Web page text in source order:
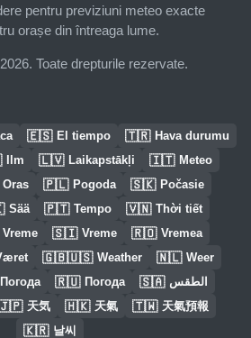
pentru previziuni meteo exacte
orașe din întreaga lume.
Toate drepturile rezervate.
🇪🇸 El tiempo 🇹🇷 Hava durumu
Ilm 🇱🇻 Laikapstākļi 🇮🇹 Meteo
Oras 🇵🇱 Pogoda 🇸🇰 Počasie
Sää 🇵🇹 Tempo 🇻🇳 Thời tiết
Vreme 🇸🇮 Vreme 🇷🇴 Vremea
🇬🇧🇺🇸 Weather 🇳🇱 Weer
Погода 🇷🇺 Погода 🇸🇦 الطقس
天気 🇭🇰 天氣 🇹🇼 天氣預報
🇰🇷 날씨